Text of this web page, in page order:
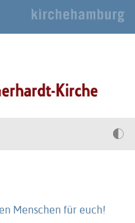
Menschen für euch!